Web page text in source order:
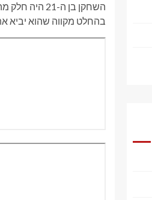
בהחלט מקווה שהוא יביא